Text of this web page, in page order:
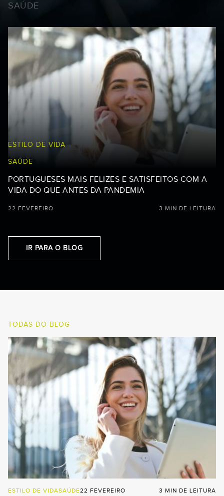
SAÚDE
ESTILO DE VIDA
SAÚDE
PORTUGUESES MAIS FELIZES E SATISFEITOS COM A
VIDA DO QUE ANTES DA PANDEMIA
22 FEVEREIRO 3 MIN DE LEITURA
IR PARA O BLOG
TODAS DO BLOG
ESTILO DE VIDASAÚDE22 FEVEREIRO 3 MIN DE LEITURA